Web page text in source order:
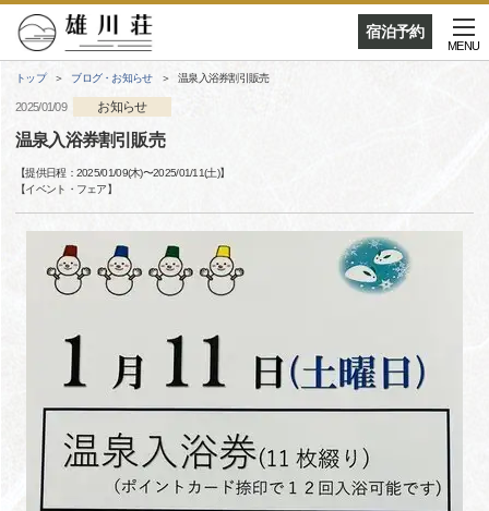
宿泊予約
MENU
トップ ブログ・お知らせ 温泉入浴券割引販売
2025/01/09 お知らせ
温泉入浴券割引販売
【提供日程： 2025/01/09(木)〜2025/01/11(土)】
【イベント・フェア】